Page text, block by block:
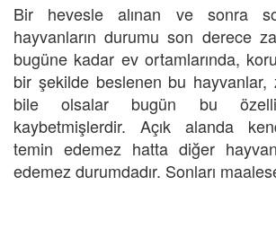
Bir hevesle alınan ve sonra
hayvanların durumu son derece
bugüne kadar ev ortamlarında,
bir şekilde beslenen bu hayvanlar,
bile olsalar bugün bu
kaybetmişlerdir. Açık alanda
temin edemez hatta diğer
edemez durumdadır. Sonları